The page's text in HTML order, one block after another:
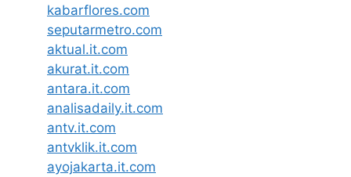
kabarflores.com
seputarmetro.com
aktual.it.com
akurat.it.com
antara.it.com
analisadaily.it.com
antv.it.com
antvklik.it.com
ayojakarta.it.com